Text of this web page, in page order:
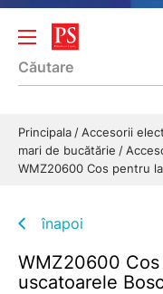
Principala Accesorii
mari de bucătărie
WMZ20600 Cos pentru
înapoi
WMZ20600
uscatoarele